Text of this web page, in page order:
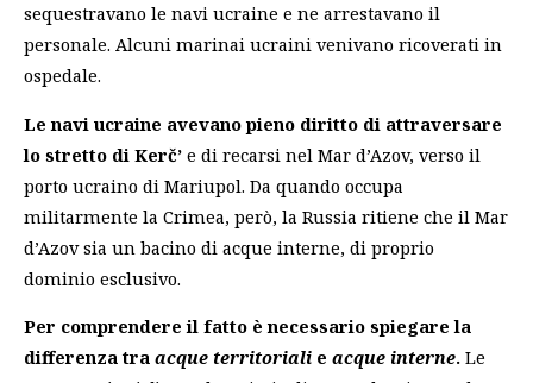
sequestravano le navi ucraine e ne arrestavano il
personale. Alcuni marinai ucraini venivano ricoverati in
ospedale.
Le navi ucraine avevano pieno diritto di attraversare
lo stretto di Kerč’ e di recarsi nel Mar d’Azov, verso il
porto ucraino di Mariupol. Da quando occupa
militarmente la Crimea, però, la Russia ritiene che il Mar
d’Azov sia un bacino di acque interne, di proprio
dominio esclusivo.
Per comprendere il fatto è necessario spiegare la
differenza tra acque territoriali e acque interne. Le